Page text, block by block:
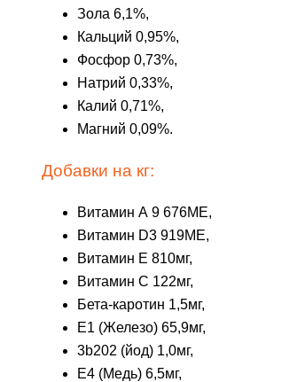
Зола 6,1%,
Кальций 0,95%,
Фосфор 0,73%,
Натрий 0,33%,
Калий 0,71%,
Магний 0,09%.
Добавки на кг:
Витамин А 9 676МЕ,
Витамин D3 919МЕ,
Витамин E 810мг,
Витамин С 122мг,
Бета-каротин 1,5мг,
E1 (Железо) 65,9мг,
3b202 (йод) 1,0мг,
E4 (Медь) 6,5мг,